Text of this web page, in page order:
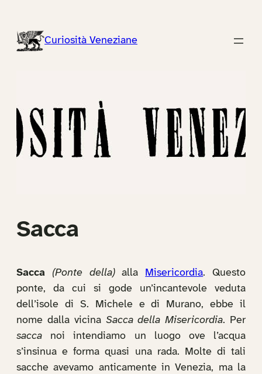
contenutoCuriosità Veneziane
Sacca
Sacca (Ponte della)alla Misericordia. Questo
ponte, da cui si gode un’incantevole veduta
dell’isole di S. Michele e di Murano, ebbe il
nome dalla vicina Sacca della Misericordia. Per
sacca noi intendiamo un luogo ove l’acqua
s’insinua e forma quasi una rada. Molte di tali
sacche avevamo anticamente in Venezia, ma la